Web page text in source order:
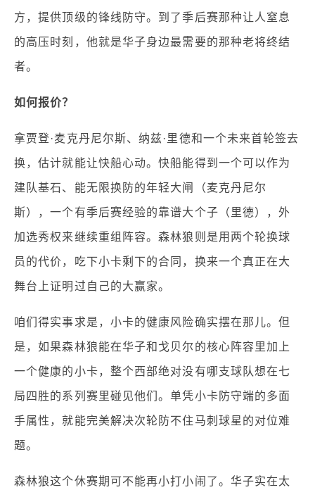
方，提供顶级的锋线防守。到了季后赛那种让人窒息
的高压时刻，他就是华子身边最需要的那种老将终结
者。
如何报价？
拿贾登·麦克丹尼尔斯、纳兹·里德和一个未来首轮签去
换，估计就能让快船心动。快船能得到一个可以作为
建队基石、能无限换防的年轻大闸（麦克丹尼尔
斯），一个有季后赛经验的靠谱大个子（里德），外
加选秀权来继续重组阵容。森林狼则是用两个轮换球
员的代价，吃下小卡剩下的合同，换来一个真正在大
舞台上证明过自己的大赢家。
咱们得实事求是，小卡的健康风险确实摆在那儿。但
是，如果森林狼能在华子和戈贝尔的核心阵容里加上
一个健康的小卡，整个西部绝对没有哪支球队想在七
局四胜的系列赛里碰见他们。单凭小卡防守端的多面
手属性，就能完美解决次轮防不住马刺球星的对位难
题。
森林狼这个休赛期可不能再小打小闹了。华子实在太